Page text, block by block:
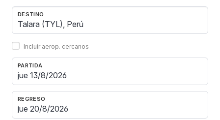
DESTINO
Incluir aerop. cercanos
PARTIDA
REGRESO